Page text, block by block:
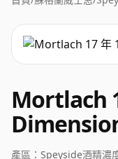
Mortlach
產區： Speyside酒精濃